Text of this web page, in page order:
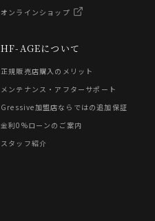
HF-AGEについて
正規販売店購入のメリット
メンテナンス・アフターサポート
Gressive加盟店ならではの追加保証
金利0%ローンのご案内
スタッフ紹介
オンラインショップ